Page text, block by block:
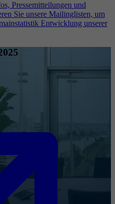
Pressemitteilungen und
Sie unsere Mailinglisten, um
Entwicklung unserer